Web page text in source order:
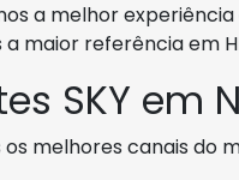
a melhor
a maior referência em
SKY em
os melhores canais do